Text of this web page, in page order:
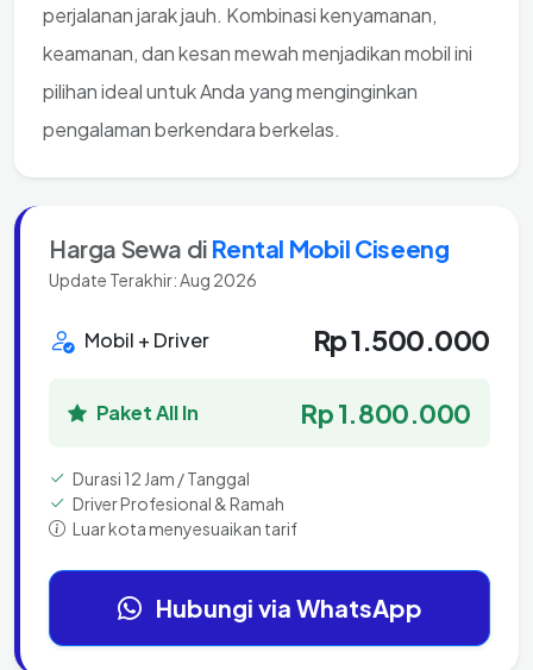
perjalanan jarak jauh. Kombinasi kenyamanan,
keamanan, dan kesan mewah menjadikan mobil ini
pilihan ideal untuk Anda yang menginginkan
pengalaman berkendara berkelas.
Harga Sewa di Rental Mobil Ciseeng
Update Terakhir: Aug 2026
Mobil + Driver Rp 1.500.000
Paket All In Rp 1.800.000
Durasi 12 Jam / Tanggal
Driver Profesional & Ramah
Luar kota menyesuaikan tarif
Hubungi via WhatsApp